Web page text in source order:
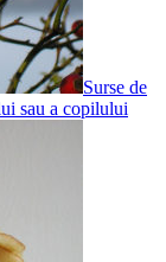
Surse de
sau a copilului